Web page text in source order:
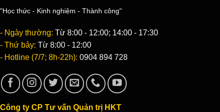
"Học thức - Kinh nghiệm - Thành công"
- Ngày thường: Từ 8:00 - 12:00; 14:00 - 17:30
- Thứ bảy: Từ 8:00 - 12:00
- Hotline (7/7; 8h-22h): 0904 894 728
Công ty CP Tư vấn Quản trị HKT